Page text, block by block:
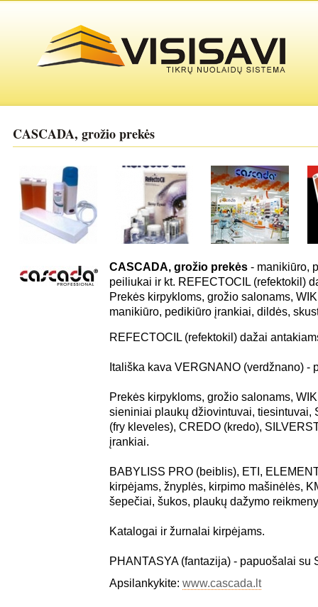
CASCADA, grožio prekės
CASCADA, grožio prekės - manikiūro,
peiliukai ir kt. REFECTOCIL (refektokil)
Prekės kirpykloms, grožio salonams,
manikiūro, pedikiūro įrankiai, dildės,
REFECTOCIL (refektokil) dažai
Itališka kava VERGNANO (verdžnano) -
Prekės kirpykloms, grožio salonams,
sieniniai plaukų džiovintuvai, tiesintuvai,
(fry kleveles), CREDO (kredo),
įrankiai.
BABYLISS PRO (beiblis), ETI,
kirpėjams, žnyplės, kirpimo mašinėlės,
šepečiai, šukos, plaukų dažymo
Katalogai ir žurnalai kirpėjams.
PHANTASYA (fantazija) - papuošalai su
Apsilankykite: www.cascada.lt